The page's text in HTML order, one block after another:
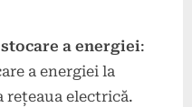
a energiei:
a energiei la
electrică.